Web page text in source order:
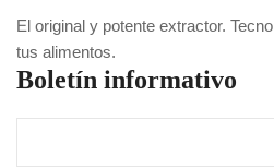
El original y potente extractor.
tus alimentos.
Boletín informativo